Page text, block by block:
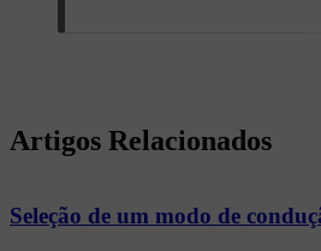
Artigos Relacionados
Seleção de um modo de